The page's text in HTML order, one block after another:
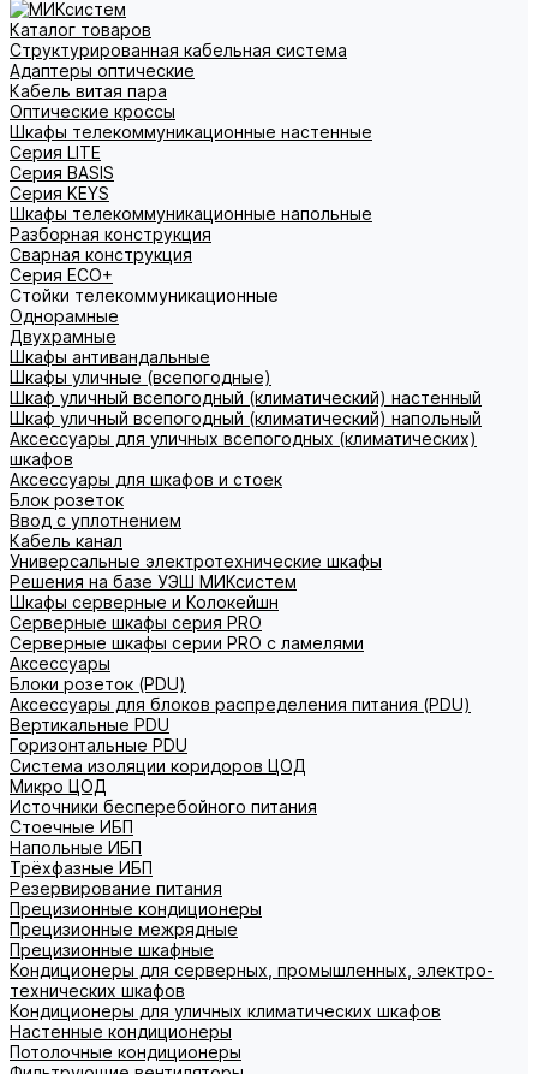
Каталог товаров
Структурированная кабельная система
Адаптеры оптические
Кабель витая пара
Оптические кроссы
Шкафы телекоммуникационные настенные
Cерия LITE
Cерия BASIS
Cерия KEYS
Шкафы телекоммуникационные напольные
Разборная конструкция
Сварная конструкция
Серия ECO+
Стойки телекоммуникационные
Однорамные
Двухрамные
Шкафы антивандальные
Шкафы уличные (всепогодные)
Шкаф уличный всепогодный (климатический) настенный
Шкаф уличный всепогодный (климатический) напольный
Аксессуары для уличных всепогодных (климатических)
шкафов
Аксессуары для шкафов и стоек
Блок розеток
Ввод с уплотнением
Кабель канал
Универсальные электротехнические шкафы
Решения на базе УЭШ МИКсистем
Шкафы серверные и Колокейшн
Серверные шкафы серия PRO
Серверные шкафы серии PRO с ламелями
Аксессуары
Блоки розеток (PDU)
Аксессуары для блоков распределения питания (PDU)
Вертикальные PDU
Горизонтальные PDU
Система изоляции коридоров ЦОД
Микро ЦОД
Источники бесперебойного питания
Стоечные ИБП
Напольные ИБП
Трёхфазные ИБП
Резервирование питания
Прецизионные кондиционеры
Прецизионные межрядные
Прецизионные шкафные
Кондиционеры для серверных, промышленных, электро-
технических шкафов
Кондиционеры для уличных климатических шкафов
Настенные кондиционеры
Потолочные кондиционеры